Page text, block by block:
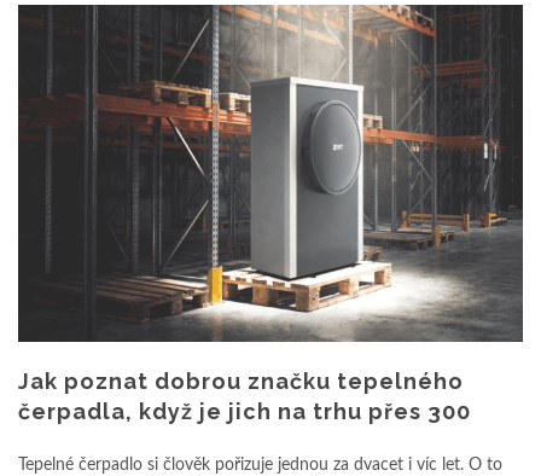
Jak poznat dobrou značku tepelného
čerpadla, když je jich na trhu přes 300
Tepelné čerpadlo si člověk pořizuje jednou za dvacet i víc let. O to